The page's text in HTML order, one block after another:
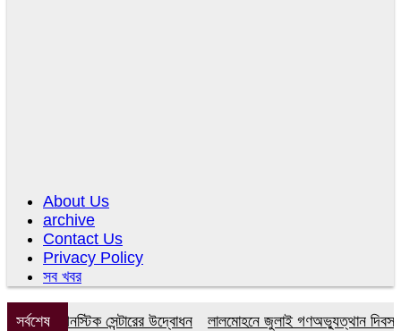
About Us
archive
Contact Us
Privacy Policy
সব খবর
সর্বশেষ সেন্টারের উদ্বোধন
লালমোহনে জুলাই গণঅভ্যুত্থান দিবস